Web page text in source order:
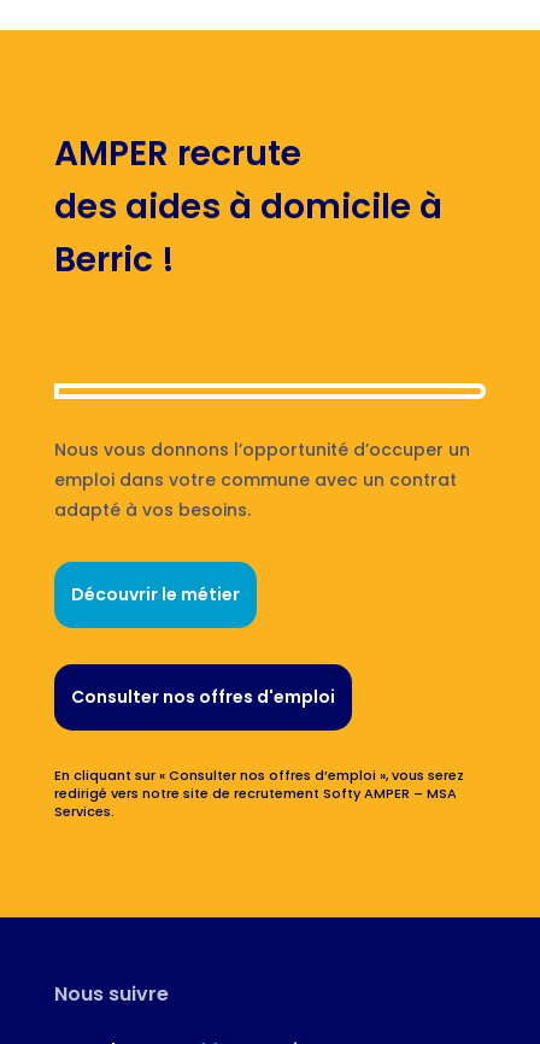
AMPER recrute
des aides à domicile à
Berric !
Nous vous donnons l’opportunité d’occuper un
emploi dans votre commune avec un contrat
adapté à vos besoins.
Découvrir le métier
Consulter nos offres d'emploi
En cliquant sur « Consulter nos offres d’emploi », vous serez
redirigé vers notre site de recrutement Softy AMPER – MSA
Services.
Nous suivre